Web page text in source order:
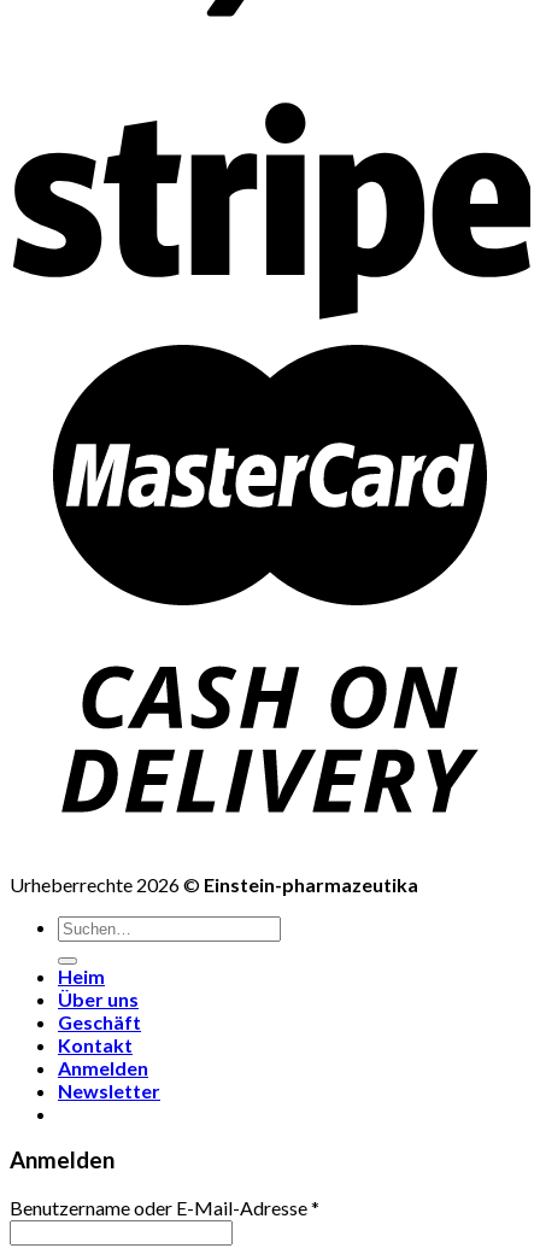
Urheberrechte 2026 © Einstein-pharmazeutika
Suchen
nach:
Heim
Über uns
Geschäft
Kontakt
Anmelden
Newsletter
Anmelden
Benutzername oder E-Mail-Adresse*